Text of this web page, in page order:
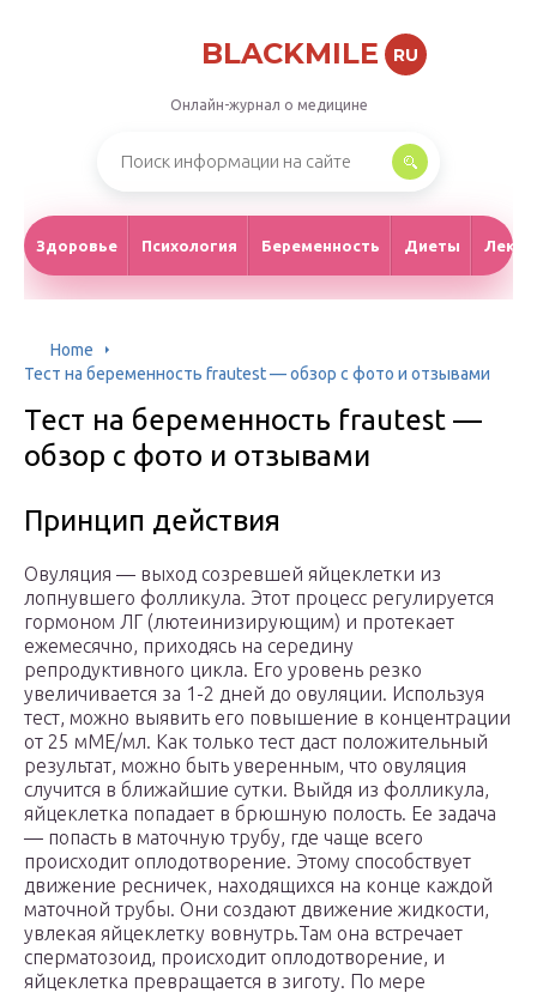
BLACKMILE RU
Онлайн-журнал о медицине
Здоровье Психология Беременность Диеты
Home
Тест на беременность frautest — обзор с фото и отзывами
Тест на беременность frautest —
обзор с фото и отзывами
Принцип действия
Овуляция — выход созревшей яйцеклетки из
лопнувшего фолликула. Этот процесс регулируется
гормоном ЛГ (лютеинизирующим) и протекает
ежемесячно, приходясь на середину
репродуктивного цикла. Его уровень резко
увеличивается за 1-2 дней до овуляции. Используя
тест, можно выявить его повышение в концентрации
от 25 мМЕ/мл. Как только тест даст положительный
результат, можно быть уверенным, что овуляция
случится в ближайшие сутки. Выйдя из фолликула,
яйцеклетка попадает в брюшную полость. Ее задача
— попасть в маточную трубу, где чаще всего
происходит оплодотворение. Этому способствует
движение ресничек, находящихся на конце каждой
маточной трубы. Они создают движение жидкости,
увлекая яйцеклетку вовнутрь.Там она встречает
сперматозоид, происходит оплодотворение, и
яйцеклетка превращается в зиготу. По мере